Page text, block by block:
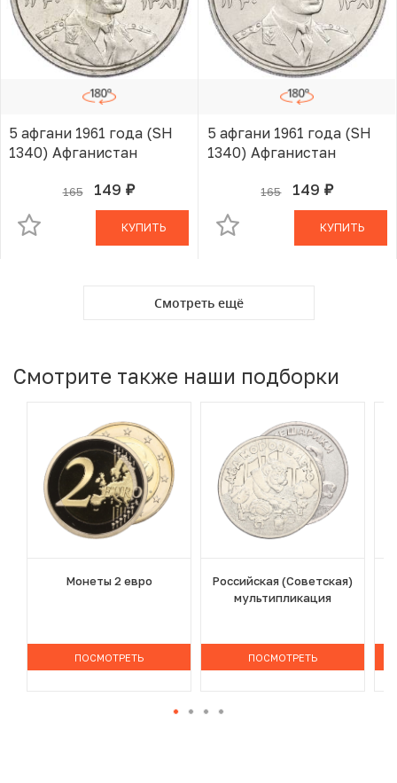
5 афгани 1961 года (SH
1340) Афганистан
165 149 руб.
В КОРЗИНЕ
КУПИТЬ
5 афгани 1961 года (SH
1340) Афганистан
165 149 руб.
В КОРЗИНЕ
КУПИТЬ
Смотреть ещё
Смотрите также наши подборки
Монеты 2 евро
ПОСМОТРЕТЬ
Российская (Советская)
мультипликация
ПОСМОТРЕТЬ